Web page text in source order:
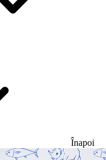
Înapoi